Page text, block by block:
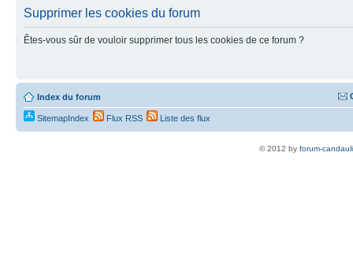
Supprimer les cookies du forum
Êtes-vous sûr de vouloir supprimer tous les cookies de ce forum ?
Index du forum
SitemapIndex Flux RSS Liste des flux
© 2012 by forum-